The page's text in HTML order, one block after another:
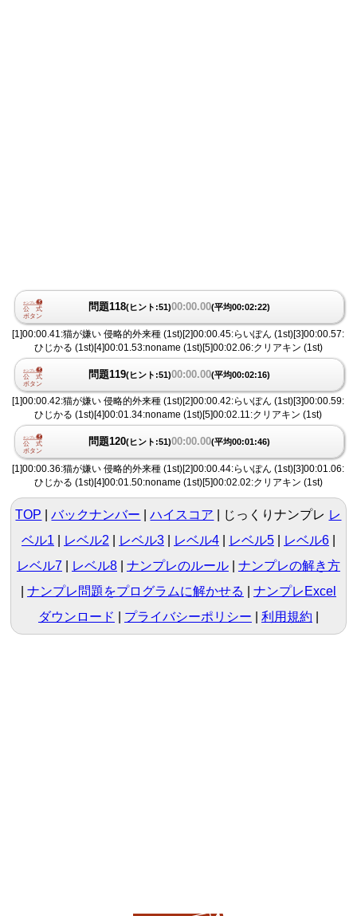
問題118(ヒント:51)00:00.00(平均00:02:22)
[1]00:00.41:猫が嫌い 侵略的外来種 (1st)[2]00:00.45:らいぽん (1st)[3]00:00.57:
ひじかる (1st)[4]00:01.53:noname (1st)[5]00:02.06:クリアキン (1st)
問題119(ヒント:51)00:00.00(平均00:02:16)
[1]00:00.42:猫が嫌い 侵略的外来種 (1st)[2]00:00.42:らいぽん (1st)[3]00:00.59:
ひじかる (1st)[4]00:01.34:noname (1st)[5]00:02.11:クリアキン (1st)
問題120(ヒント:51)00:00.00(平均00:01:46)
[1]00:00.36:猫が嫌い 侵略的外来種 (1st)[2]00:00.44:らいぽん (1st)[3]00:01.06:
ひじかる (1st)[4]00:01.50:noname (1st)[5]00:02.02:クリアキン (1st)
TOP バックナンバー ハイスコア じっくりナンプレ レ
ベル1
レベル2 レベル3| レベル4| レベル5| レベル6|
レベル7
レベル8 ナンプレのルール
ナンプレの解き方
ナンプレ問題をプログラムに解かせる
ナンプレExcel
ダウンロード
プライバシーポリシー 利用規約